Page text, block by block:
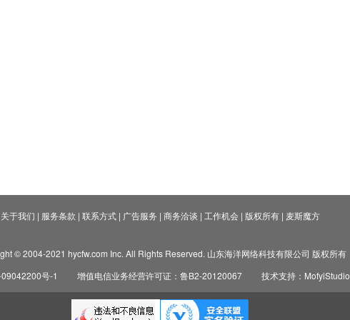
关于我们 | 服务条款 | 联系方式| 广告服务 | 商务洽谈 | 工作机会| 版权所有| 麦斯魔方
© 2004-2021 hycfw.com Inc. All Rights Reserved. 山东海洋网络科技有限公司 版权所有
号-1
增值电信业务经营许可证：鲁B2-20120067 技术支持：MofyiStudio